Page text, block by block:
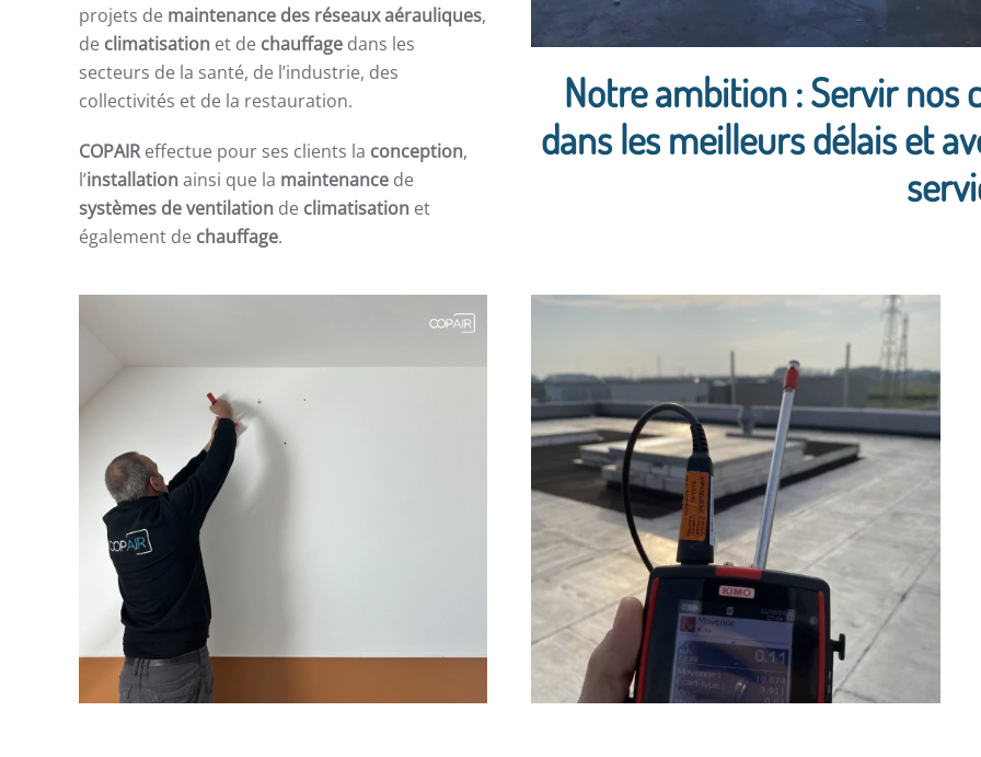
projets de maintenance des réseaux aérauliques,
de climatisation et de chauffage dans les
secteurs de la santé, de l’industrie, des
collectivités et de la restauration.
COPAIReffectue pour ses clients la conception,
l’installationainsi que la maintenance de
systèmes de ventilation de climatisation et
également de chauffage.
Notre ambition : Servir nos
dans les meilleurs délais et